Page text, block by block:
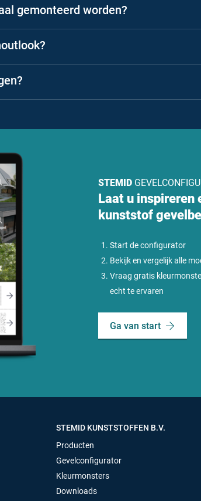
gemonteerd worden?
STEMID
Laat u inspireren
kunststof
Start de configurator
Bekijk en vergelijk alle
Vraag gratis
echt te ervaren
Ga van start
STEMID KUNSTSTOFFEN B.V.
Producten
Gevelconfigurator
Kleurmonsters
Downloads